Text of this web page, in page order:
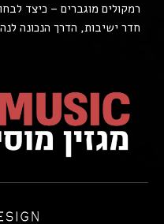
רמקולים מוגברים – כיצד
חדר ישיבות, הדרך הנכונה